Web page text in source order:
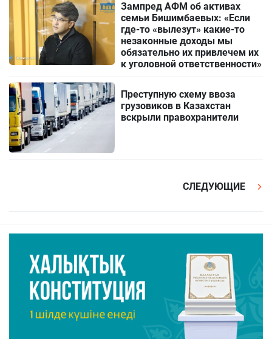
Зампред АФМ об активах
семьи Бишимбаевых: «Если
где-то «вылезут» какие-то
незаконные доходы мы
обязательно их привлечем их
к уголовной ответственности»
Преступную схему ввоза
грузовиков в Казахстан
вскрыли правохранители
СЛЕДУЮЩИЕ